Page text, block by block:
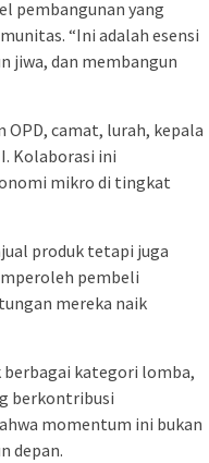
pembangunan yang
“Ini adalah esensi
jiwa, dan membangun
camat, lurah, kepala
Kolaborasi ini
mikro di tingkat
produk tetapi juga
pembeli
mereka naik
kategori lomba,
berkontribusi
momentum ini bukan
depan.